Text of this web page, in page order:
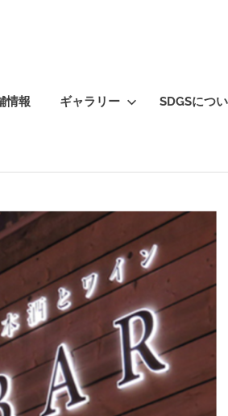
情報 ギャラリー SDGSにつ